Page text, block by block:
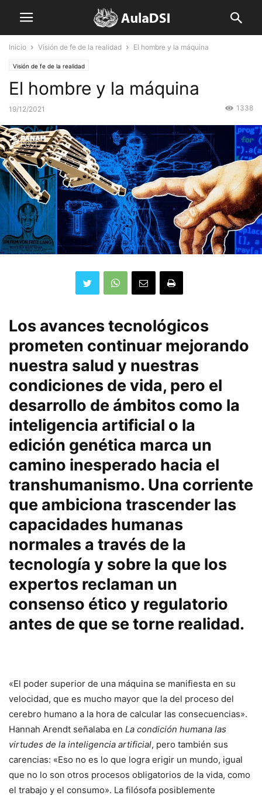
Inicio Visión de fe de la realidad El hombre y la máquina
Visión de fe de la realidad
El hombre y la máquina
19/12/2021 1338
Los avances tecnológicos
prometen continuar mejorando
nuestra salud y nuestras
condiciones de vida, pero el
desarrollo de ámbitos como la
inteligencia artificial o la
edición genética marca un
camino inesperado hacia el
transhumanismo. Una corriente
que ambiciona trascender las
capacidades humanas
normales a través de la
tecnología y sobre la que los
expertos reclaman un
consenso ético y regulatorio
antes de que se torne realidad.
«El poder superior de una máquina se manifiesta en su
velocidad, que es mucho mayor que la del proceso del
cerebro humano a la hora de calcular las consecuencias».
Hannah Arendt señalaba en La condición humana las
virtudes de la inteligencia artificial, pero también sus
carencias: «Eso no es lo que logra erigir un mundo, igual
que no lo son otros procesos obligatorios de la vida, como
el trabajo y el consumo». La filósofa posiblemente